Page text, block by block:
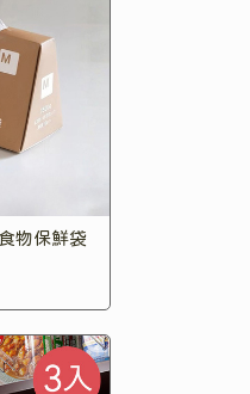
物保鮮袋